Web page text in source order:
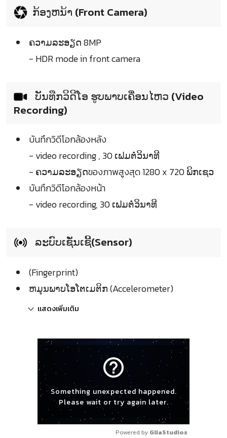
ກ້ອງຫນ້າ (Front Camera)
ຄວາມລະອຽດ 8MP
- HDR mode in front camera
ບັນທືກວິດີໂອ ຮູບພາບເຄື່ອນໄຫວ (Video
Recording)
บันทึกวิดีโอกล้องหลัง
- video recording , 30 ເຟມຕໍ່ວິນາທີ
- ຄວາມລະອຽດของภาพสูงสุด 1280 x 720 ພິກເຊວ
บันทึกวิดีโอกล้องหน้า
- video recording, 30 ເຟມຕໍ່ວິນາທີ
ລະບົບເຊັ່ນເຊີ້(Sensor)
(Fingerprint)
ຫມຸນພາບໂອໂຕເມຕິກ (Accelerometer)
แสดงเพิ่มเติม
help_outline
Something unexpected happened.
Please wait or try again later.
Powered by GliaStudios